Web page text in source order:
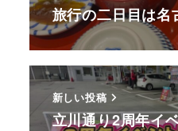
旅行の二日目は名
新しい投稿
立川通り2周年イ